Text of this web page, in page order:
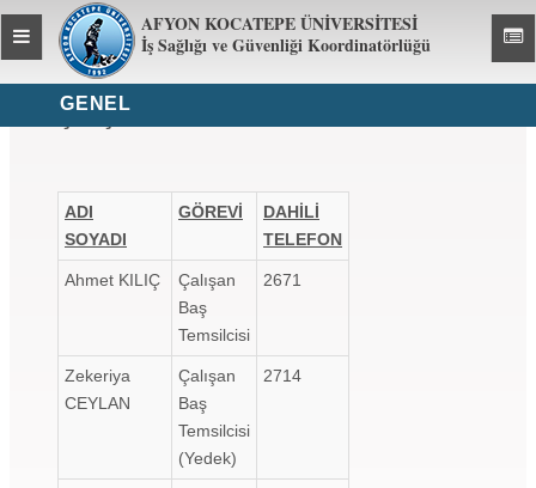
AFYON KOCATEPE ÜNİVERSİTESİ
İş Sağlığı ve Güvenliği Koordinatörlüğü
Toggle
global
navigation
GENEL
Çalışan Temsilcileri
ADI
SOYADI
GÖREVİ
DAHİLİ
TELEFON
Ahmet KILIÇ
Çalışan
Baş
Temsilcisi
2671
Zekeriya
CEYLAN
Çalışan
Baş
Temsilcisi
(Yedek)
2714